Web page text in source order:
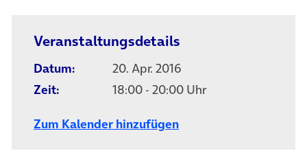
Veranstaltungsdetails
Datum:
20. Apr. 2016
Zeit:
18:00 - 20:00 Uhr
Zum Kalender hinzufügen